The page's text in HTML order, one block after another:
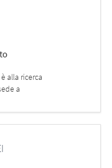
alla ricerca
a
A UFFICIO
dell'Ufficio
e
ordini. -